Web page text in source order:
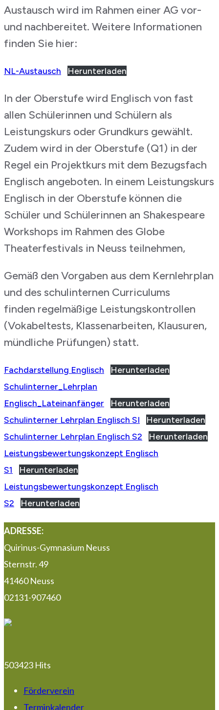
Austausch wird im Rahmen einer AG vor-
und nachbereitet. Weitere Informationen
finden Sie hier:
NL-Austausch Herunterladen
In der Oberstufe wird Englisch von fast
allen Schülerinnen und Schülern als
Leistungskurs oder Grundkurs gewählt.
Zudem wird in der Oberstufe (Q1) in der
Regel ein Projektkurs mit dem Bezugsfach
Englisch angeboten. In einem Leistungskurs
Englisch in der Oberstufe können die
Schüler und Schülerinnen an Shakespeare
Workshops im Rahmen des Globe
Theaterfestivals in Neuss teilnehmen,
Gemäß den Vorgaben aus dem Kernlehrplan
und des schulinternen Curriculums
finden regelmäßige Leistungskontrollen
(Vokabeltests, Klassenarbeiten, Klausuren,
mündliche Prüfungen) statt.
Fachdarstellung Englisch
Herunterladen
Schulinterner_Lehrplan
Englisch_Lateinanfänger
Herunterladen
Schulinterner Lehrplan Englisch SI
Herunterladen
Schulinterner Lehrplan Englisch S2
Herunterladen
Leistungsbewertungskonzept Englisch
S1
Herunterladen
Leistungsbewertungskonzept Englisch
S2
Herunterladen
ADRESSE:
Quirinus-Gymnasium Neuss
Sternstr. 49
41460 Neuss
02131-907460
503423 Hits
Förderverein
Terminkalender